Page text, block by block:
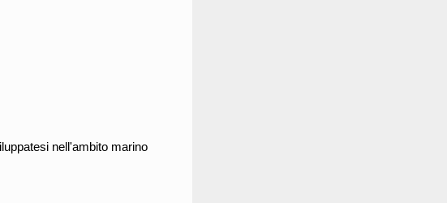
nell'ambito marino